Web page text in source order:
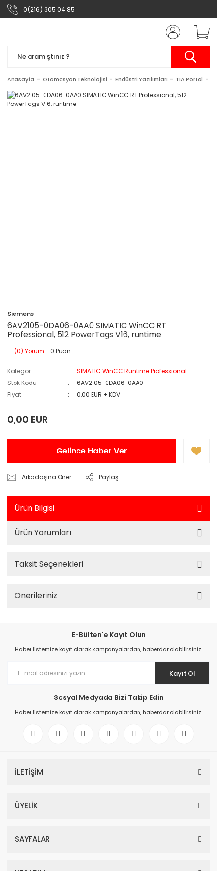
0(216) 305 04 85
Anasayfa Otomasyon Teknolojisi Endüstri Yazılımları TIA Portal
Siemens
6AV2105-0DA06-0AA0 SIMATIC WinCC RT
Professional, 512 PowerTags V16, runtime
(0) Yorum - 0 Puan
Kategori
SIMATIC WinCC Runtime Professional
Stok Kodu
6AV2105-0DA06-0AA0
Fiyat
0,00 EUR + KDV
0,00 EUR
Gelince Haber Ver
Arkadaşına Öner Paylaş
Ürün Bilgisi
Ürün Yorumları
Taksit Seçenekleri
Önerileriniz
E-Bülten'e Kayıt Olun
Haber listemize kayıt olarak kampanyalardan, haberdar olabilirsiniz.
Kayıt Ol
Sosyal Medyada Bizi Takip Edin
Haber listemize kayıt olarak kampanyalardan, haberdar olabilirsiniz.
İLETİŞİM
ÜYELİK
SAYFALAR